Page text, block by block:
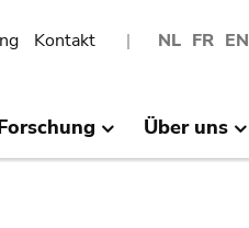
NL FR EN
Kontakt
Über uns